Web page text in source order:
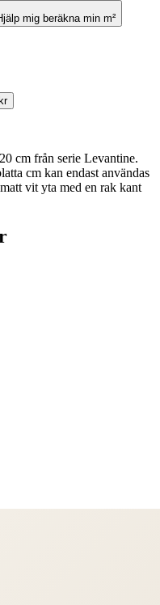
mig beräkna min m²
cm från serie Levantine.
cm kan endast användas
vit yta med en rak kant